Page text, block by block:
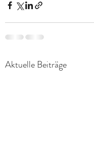
Aktuelle Beiträge